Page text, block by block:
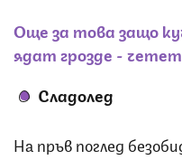
Още за това защо
ядат грозде -
Сладолед
На пръв поглед